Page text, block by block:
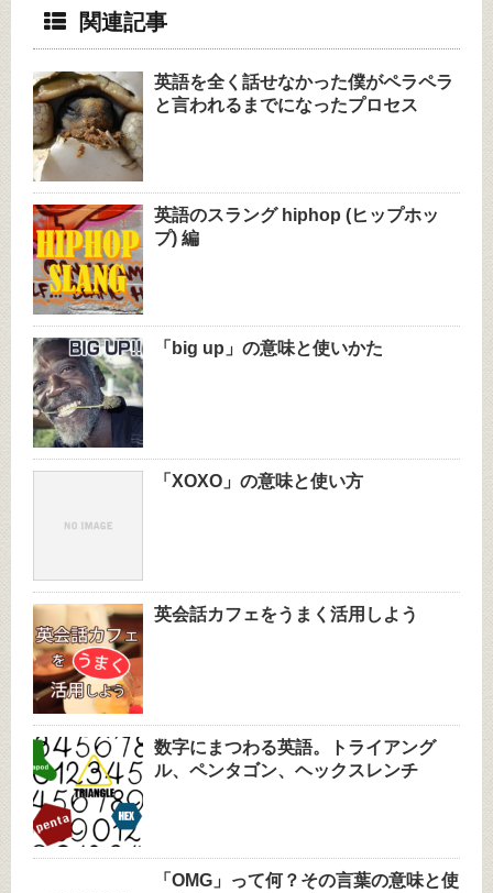
関連記事
英語を全く話せなかった僕がペラペラ
と言われるまでになったプロセス
英語のスラング hiphop (ヒップホッ
プ) 編
「big up」の意味と使いかた
「XOXO」の意味と使い方
英会話カフェをうまく活用しよう
数字にまつわる英語。トライアング
ル、ペンタゴン、ヘックスレンチ
「OMG」って何？その言葉の意味と使